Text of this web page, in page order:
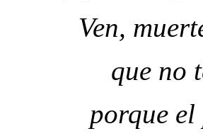
Ven,
que no
porque